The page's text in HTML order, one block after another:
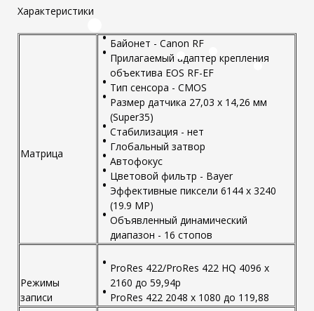
Характеристики
Матрица
Байонет - Canon RF
Прилагаемый адаптер крепления
объектива EOS RF-EF
Тип сенсора - CMOS
Размер датчика 27,03 x 14,26 мм
(Super35)
Стабилизация - нет
Глобальный затвор
Автофокус
Цветовой фильтр - Bayer
Эффективные пиксели 6144 x 3240
(19.9 MP)
Объявленный динамический
диапазон - 16 стопов
Режимы
записи
ProRes 422/ProRes 422 HQ 4096 x
2160 до 59,94p
ProRes 422 2048 x 1080 до 119,88